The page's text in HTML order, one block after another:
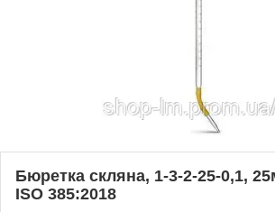
Бюретка скляна, 1-3-2-25-0,1,
ISO 385:2018